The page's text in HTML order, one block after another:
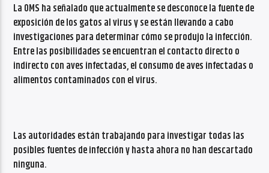
La OMS ha señalado que actualmente se desconoce la fuente de
exposición de los gatos al virus y se están llevando a cabo
investigaciones para determinar cómo se produjo la infección.
Entre las posibilidades se encuentran el contacto directo o
indirecto con aves infectadas, el consumo de aves infectadas o
alimentos contaminados con el virus.
Las autoridades están trabajando para investigar todas las
posibles fuentes de infección y hasta ahora no han descartado
ninguna.